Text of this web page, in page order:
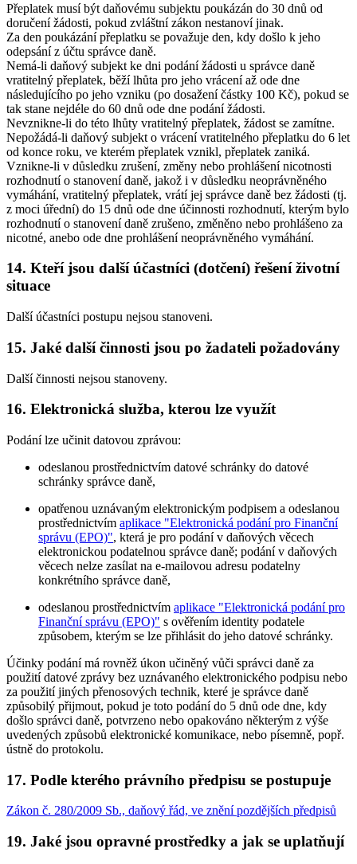
Přeplatek musí být daňovému subjektu poukázán do 30 dnů od
doručení žádosti, pokud zvláštní zákon nestanoví jinak.
Za den poukázání přeplatku se považuje den, kdy došlo k jeho
odepsání z účtu správce daně.
Nemá-li daňový subjekt ke dni podání žádosti u správce daně
vratitelný přeplatek, běží lhůta pro jeho vrácení až ode dne
následujícího po jeho vzniku (po dosažení částky 100 Kč), pokud se
tak stane nejdéle do 60 dnů ode dne podání žádosti.
Nevznikne-li do této lhůty vratitelný přeplatek, žádost se zamítne.
Nepožádá-li daňový subjekt o vrácení vratitelného přeplatku do 6 let
od konce roku, ve kterém přeplatek vznikl, přeplatek zaniká.
Vznikne-li v důsledku zrušení, změny nebo prohlášení nicotnosti
rozhodnutí o stanovení daně, jakož i v důsledku neoprávněného
vymáhání, vratitelný přeplatek, vrátí jej správce daně bez žádosti (tj.
z moci úřední) do 15 dnů ode dne účinnosti rozhodnutí, kterým bylo
rozhodnutí o stanovení daně zrušeno, změněno nebo prohlášeno za
nicotné, anebo ode dne prohlášení neoprávněného vymáhání.
14. Kteří jsou další účastníci (dotčení) řešení životní
situace
Další účastníci postupu nejsou stanoveni.
15. Jaké další činnosti jsou po žadateli požadovány
Další činnosti nejsou stanoveny.
16. Elektronická služba, kterou lze využít
Podání lze učinit datovou zprávou:
odeslanou prostřednictvím datové schránky do datové
schránky správce daně,
opatřenou uznávaným elektronickým podpisem a odeslanou
prostřednictvím aplikace "Elektronická podání pro Finanční
správu (EPO)", která je pro podání v daňových věcech
elektronickou podatelnou správce daně; podání v daňových
věcech nelze zasílat na e-mailovou adresu podatelny
konkrétního správce daně,
odeslanou prostřednictvím aplikace "Elektronická podání pro
Finanční správu (EPO)" s ověřením identity podatele
způsobem, kterým se lze přihlásit do jeho datové schránky.
Účinky podání má rovněž úkon učiněný vůči správci daně za
použití datové zprávy bez uznávaného elektronického podpisu nebo
za použití jiných přenosových technik, které je správce daně
způsobilý přijmout, pokud je toto podání do 5 dnů ode dne, kdy
došlo správci daně, potvrzeno nebo opakováno některým z výše
uvedených způsobů elektronické komunikace, nebo písemně, popř.
ústně do protokolu.
17. Podle kterého právního předpisu se postupuje
Zákon č. 280/2009 Sb., daňový řád, ve znění pozdějších předpisů
19. Jaké jsou opravné prostředky a jak se uplatňují